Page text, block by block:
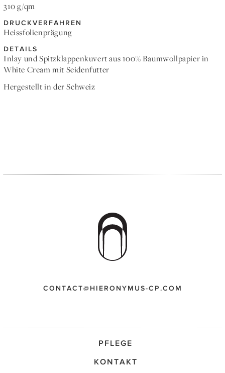
310 g/qm
DRUCKVERFAHREN
Heissfolienprägung
DETAILS
Inlay und Spitzklappenkuvert aus 100% Baumwollpapier in
White Cream mit Seidenfutter
Hergestellt in der Schweiz
CONTACT@HIERONYMUS-CP.COM
PFLEGE
KONTAKT